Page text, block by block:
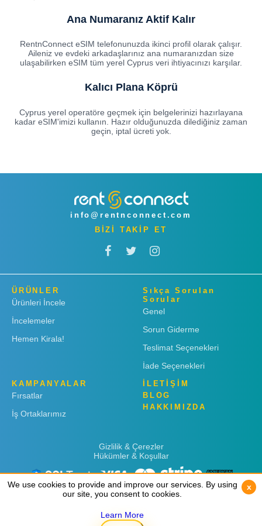
Ana Numaranız Aktif Kalır
RentnConnect eSIM telefonunuzda ikinci profil olarak çalışır.
Aileniz ve evdeki arkadaşlarınız ana numaranızdan size
ulaşabilirken eSIM tüm yerel Cyprus veri ihtiyacınızı karşılar.
Kalıcı Plana Köprü
Cyprus yerel operatöre geçmek için belgelerinizi hazırlayana
kadar eSIM'imizi kullanın. Hazır olduğunuzda dilediğiniz zaman
geçin, iptal ücreti yok.
info@rentnconnect.com
BİZİ TAKİP ET
ÜRÜNLER
Ürünleri İncele
İncelemeler
Hemen Kirala!
Sıkça Sorulan
Sorular
Genel
Sorun Giderme
Teslimat Seçenekleri
İade Seçenekleri
KAMPANYALAR
Fırsatlar
İş Ortaklarımız
İLETİŞİM
BLOG
HAKKIMIZDA
Gizlilik & Çerezler
Hükümler & Koşullar
We use cookies to provide and improve our services. By using
our site, you consent to cookies.
Learn More
x
We use cookies to provide and improve our services. By using
our site, you consent to cookies.
Learn More
x